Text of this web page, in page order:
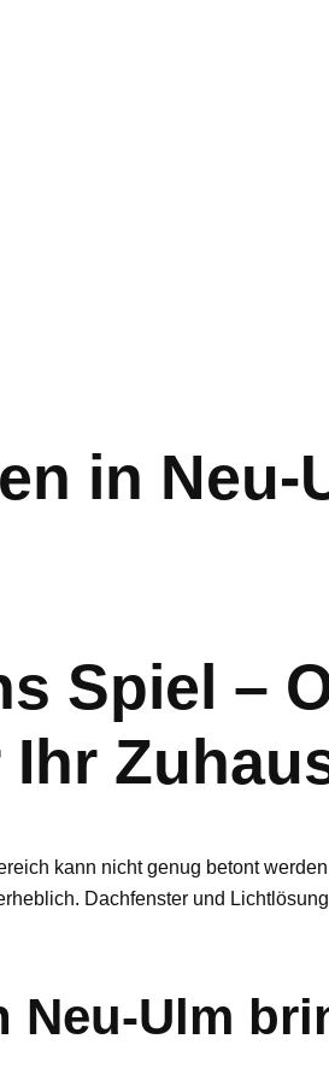
in Neu-
Spiel –
kann nicht genug betont
Dachfenster und
Neu-Ulm